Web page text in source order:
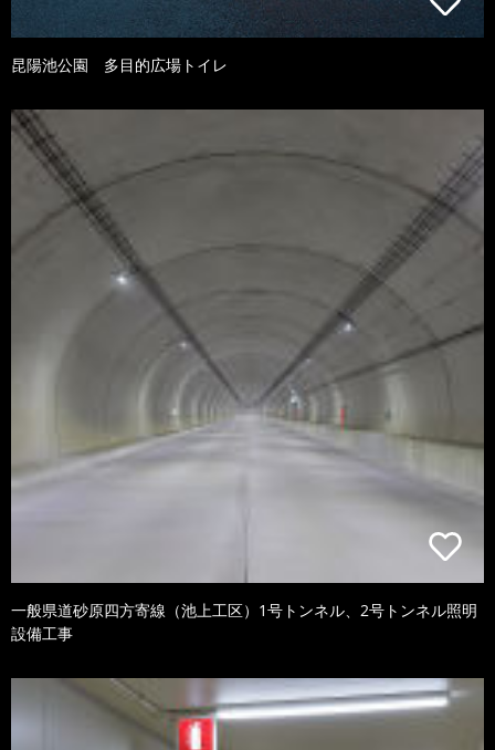
昆陽池公園 多目的広場トイレ
一般県道砂原四方寄線（池上工区）1号トンネル、2号トンネル照明
設備工事